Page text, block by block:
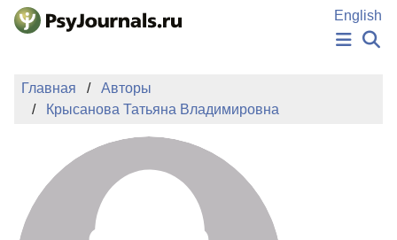
Перейти к основному содержанию
English
ИЗДАНИЯ
АВТОРЫ
ПОДАТЬ РУКОПИСЬ
БАЗА ЗНАНИЙ
КЛЮЧЕВЫЕ СЛОВА
Регистрация
Главная
Авторы
Крысанова Татьяна Владимировна